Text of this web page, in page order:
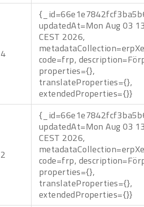
4
updatedAt=Mon Aug 03
CEST 2026,
code=frp,
properties={},
translateProperties={},
extendedProperties={}}
2
updatedAt=Mon Aug 03
CEST 2026,
code=frp,
properties={},
translateProperties={},
extendedProperties={}}